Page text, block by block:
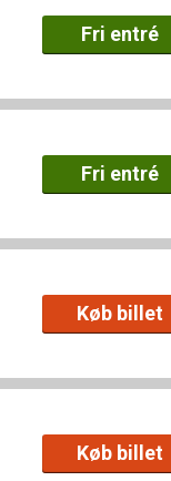
Fri entré
Fri entré
Køb billet
Køb billet